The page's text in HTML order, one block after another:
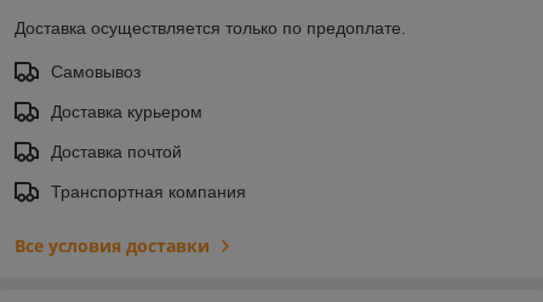
Доставка осуществляется только по предоплате.
Самовывоз
Доставка курьером
Доставка почтой
Транспортная компания
Все условия доставки